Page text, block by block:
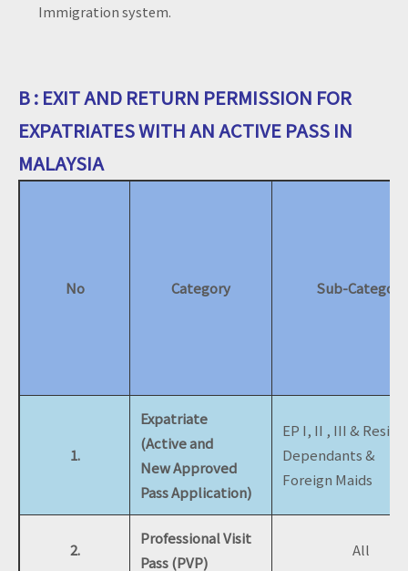
Immigration system.
B : EXIT AND RETURN PERMISSION FOR
EXPATRIATES WITH AN ACTIVE PASS IN
MALAYSIA
No Category Sub-Category
1.
Expatriate
(Active and
New Approved
Pass Application)
EP I, II , III &
Dependants &
Foreign Maids
2.
Professional Visit
Pass (PVP)
All